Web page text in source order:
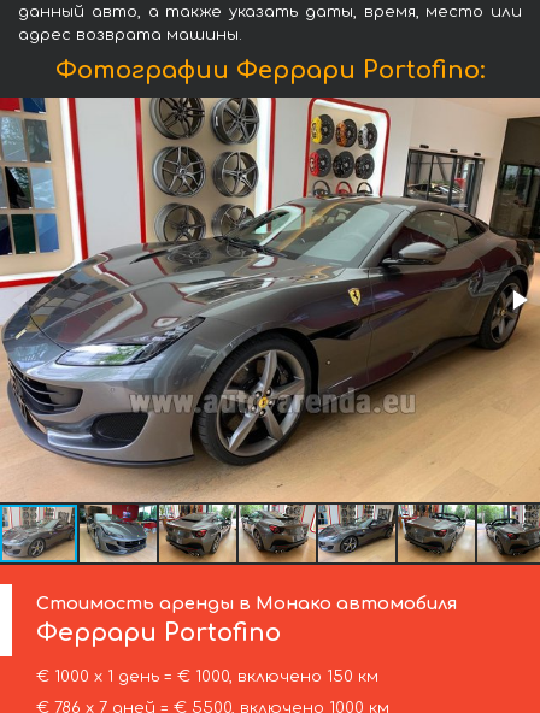
данный авто, а также указать даты, время, место или
адрес возврата машины.
Фотографии Феррари Portofino:
Стоимость аренды в Монако автомобиля
Феррари Portofino
€ 1000 х 1 день = € 1000, включено 150 км
€ 786 х 7 дней = € 5500, включено 1000 км